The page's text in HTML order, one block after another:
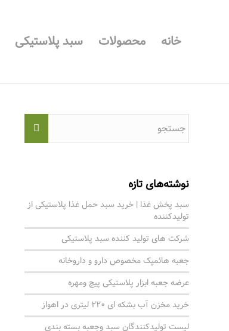
خانه محصولات سبد پلاستیکی
نوشته‌های تازه
سبد پخش غذا | خرید سبد حمل غذا پلاستیکی از
تولیدکننده
شرکت های تولید کننده سبد پلاستیکی
جعبه هائمپک مخصوص دارو و داروخانه
عرضه جعبه ابزار پلاستیکی پیچ ومهره
خرید مخزن آب بشکه ای 220 لیتری در اهواز
لیست تولیدکنندگان سبد وجعبه بسته بندی